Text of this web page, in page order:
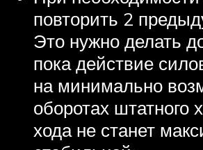
повторить 2
Это нужно делать
пока действие
на минимально
оборотах штатного
хода не станет